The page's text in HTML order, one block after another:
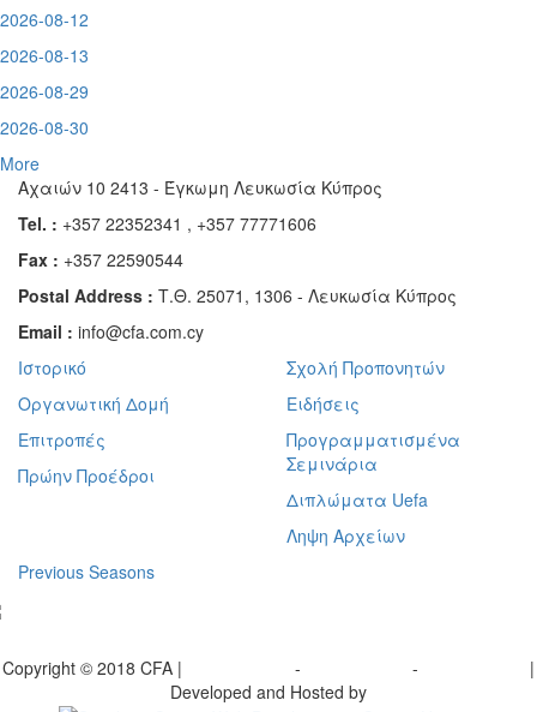
2026-08-12
2026-08-13
2026-08-29
2026-08-30
More
Αχαιών 10 2413 - Έγκωμη Λευκωσία Κύπρος
Tel. : +357 22352341 , +357 77771606
Fax : +357 22590544
Postal Address : Τ.Θ. 25071, 1306 - Λευκωσία Κύπρος
Email : info@cfa.com.cy
Ιστορικό
Οργανωτική Δομή
Επιτροπές
Πρώην Προέδροι
Σχολή Προπονητών
Ειδήσεις
Προγραμματισμένα
Σεμινάρια
Διπλώματα Uefa
Ληψη Αρχείων
Previous Seasons
Copyright © 2018 CFA | - -
|
Developed and Hosted by